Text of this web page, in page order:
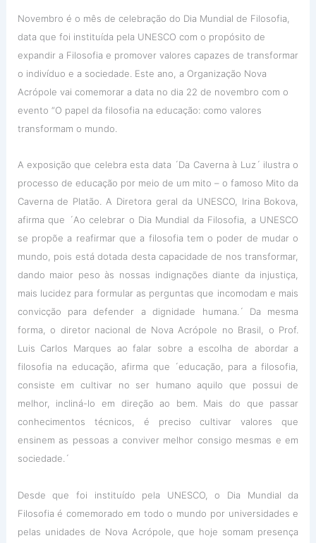
Novembro é o mês de celebração do Dia Mundial de Filosofia,
data que foi instituída pela UNESCO com o propósito de
expandir a Filosofia e promover valores capazes de transformar
o indivíduo e a sociedade. Este ano, a Organização Nova
Acrópole vai comemorar a data no dia 22 de novembro com o
evento “O papel da filosofia na educação: como valores
transformam o mundo.
A exposição que celebra esta data ´Da Caverna à Luz´ ilustra o
processo de educação por meio de um mito – o famoso Mito da
Caverna de Platão. A Diretora geral da UNESCO, Irina Bokova,
afirma que ´Ao celebrar o Dia Mundial da Filosofia, a UNESCO
se propõe a reafirmar que a filosofia tem o poder de mudar o
mundo, pois está dotada desta capacidade de nos transformar,
dando maior peso às nossas indignações diante da injustiça,
mais lucidez para formular as perguntas que incomodam e mais
convicção para defender a dignidade humana.´ Da mesma
forma, o diretor nacional de Nova Acrópole no Brasil, o Prof.
Luis Carlos Marques ao falar sobre a escolha de abordar a
filosofia na educação, afirma que ´educação, para a filosofia,
consiste em cultivar no ser humano aquilo que possui de
melhor, incliná-lo em direção ao bem. Mais do que passar
conhecimentos técnicos, é preciso cultivar valores que
ensinem as pessoas a conviver melhor consigo mesmas e em
sociedade.´
Desde que foi instituído pela UNESCO, o Dia Mundial da
Filosofia é comemorado em todo o mundo por universidades e
pelas unidades de Nova Acrópole, que hoje somam presença